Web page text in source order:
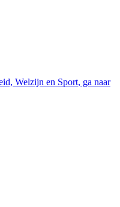
Welzijn en Sport, ga naar